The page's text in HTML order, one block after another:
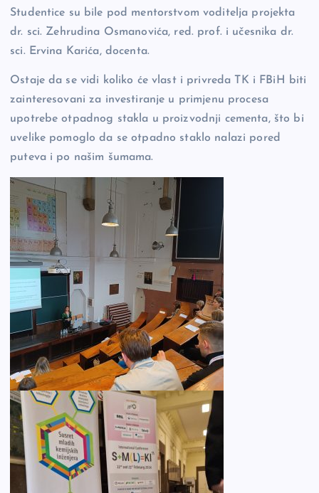
Studentice su bile pod mentorstvom voditelja projekta
dr. sci. Zehrudina Osmanovića, red. prof. i učesnika dr.
sci. Ervina Karića, docenta.
Ostaje da se vidi koliko će vlast i privreda TK i FBiH biti
zainteresovani za investiranje u primjenu procesa
upotrebe otpadnog stakla u proizvodnji cementa, što bi
uvelike pomoglo da se otpadno staklo nalazi pored
puteva i po našim šumama.